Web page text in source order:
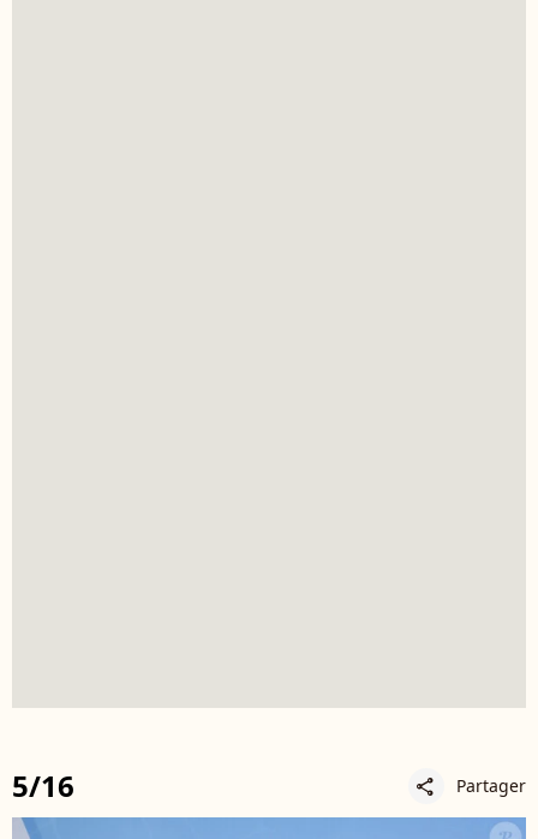
5/16 share Partager